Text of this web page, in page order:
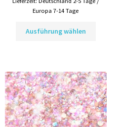
Europa 7-14 Tage
Ausführung wählen
auf.
Die
Optionen
können
auf